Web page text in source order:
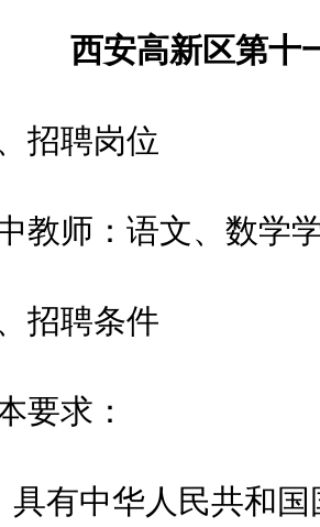
西安高新区第十
聘岗位
师：语文、数学
聘条件
求：
中华人民共和国